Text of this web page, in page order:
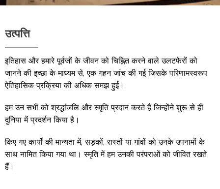
उत्पत्ति
इतिहास और हमारे पूर्वजों के जीवन को चिह्नित करने वाले उलटफेरों को
जानने की इच्छा के माध्यम से, एक गहन जांच की गई जिसके परिणामस्वरूप
ऐतिहासिक प्रक्रिया की अधिक समझ हुई।
हम उन सभी को श्रद्धांजलि और स्मृति प्रदान करते हैं जिन्होंने शुरू से ही
दुनिया में प्रदर्शन किया है।
किए गए कार्यों की मान्यता में, सड़कों, रास्तों या गांवों को उनके उपनामों के
साथ नामित किया गया था। स्मृति में हम उनकी परंपराओं को जीवित रखते
हैं।